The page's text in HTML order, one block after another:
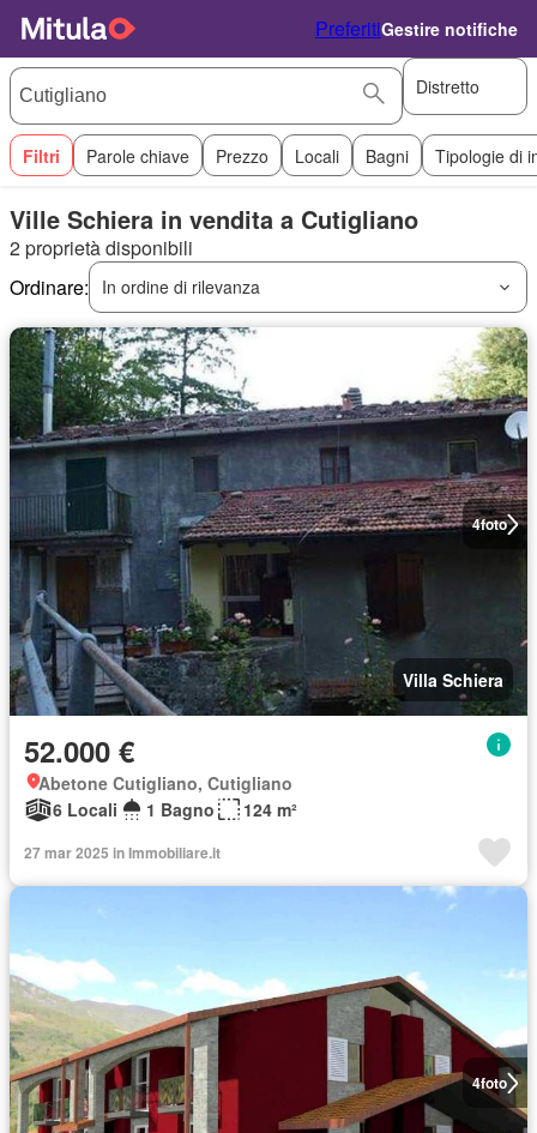
PreferitiGestire notifiche
Distretto
Filtri Parole chiave Prezzo Locali Bagni Tipologie di
Ville Schiera in vendita a Cutigliano
2 proprietà disponibili
Ordinare:
In ordine di rilevanza
4foto
Villa Schiera
52.000 €
Abetone Cutigliano, Cutigliano
6 Locali
1 Bagno 124 m²
27 mar 2025 in Immobiliare.it
4foto